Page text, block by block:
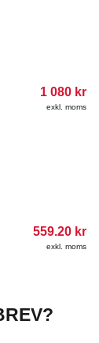
1 080 kr
exkl. moms
559.20 kr
exkl. moms